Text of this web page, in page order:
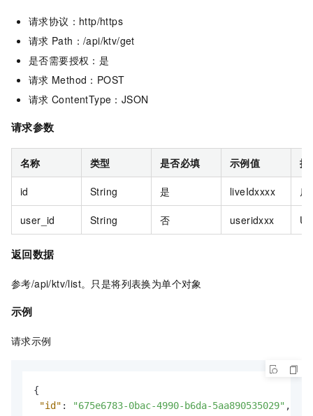
请求协议：http/https
请求 Path：/api/ktv/get
是否需要授权：是
请求 Method：POST
请求 ContentType：JSON
请求参数
名称 类型 是否必填 示例值 描
id String 是 liveIdxxxx 房
user_id String 否 useridxxx
返回数据
参考/api/ktv/list。只是将列表换为单个对象
示例
请求示例
{
"id" : "675e6783-0bac-4990-b6da-5aa890535029" ,